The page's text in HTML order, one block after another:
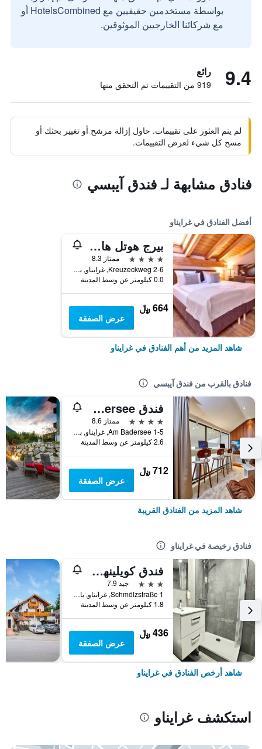
بواسطة مستخدمين حقيقيين مع HotelsCombined أو
مع شركائنا الخارجيين الموثوقين.
9.4 رائع
919 من التقييمات تم التحقق منها
لم يتم العثور على تقييمات. حاول إزالة مرشح أو تغيير بحثك أو
مسح كل شيء لعرض التقييمات.
فنادق مشابهة لـ فندق آيبسي
أفضل الفنادق في غرايناو
بيرج هوتل هامرسباك، شور هوتل كوليكشن باي بست ويسترن
4 نجوم
ممتاز 8.3
Kreuzeckweg 2-6, غرايناو, بافاريا, ألمانيا
0.0 كيلومتر عن وسط المدينة
664 ﷼
عرض الصفقة
شاهد المزيد من أهم الفنادق في غرايناو
فنادق بالقرب من فندق آيبسي
فندق am Badersee
4 نجوم
ممتاز 8.6
Am Badersee 1-5, غرايناو, بافاريا, ألمانيا
2.6 كيلومتر عن وسط المدينة
712 ﷼
عرض الصفقة
شاهد المزيد من الفنادق القريبة
فنادق رخيصة في غرايناو
فندق كويلينهوف
3 نجوم
جيد 7.9
Schmölzstraße 1, غرايناو, بافاريا, ألمانيا
1.8 كيلومتر عن وسط المدينة
436 ﷼
عرض الصفقة
شاهد أرخص الفنادق في غرايناو
استكشف غرايناو